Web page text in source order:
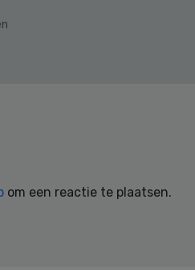
om een reactie te plaatsen.